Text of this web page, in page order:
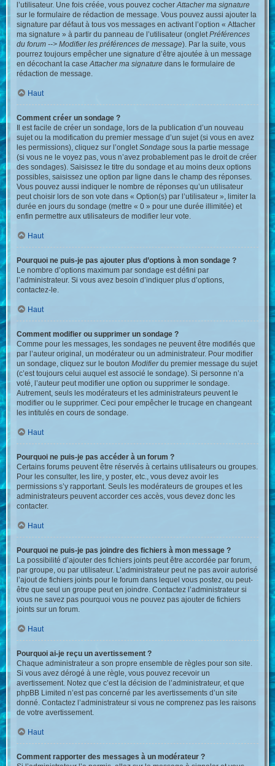
l’utilisateur. Une fois créée, vous pouvez cocherAttacher ma signature
sur le formulaire de rédaction de message. Vous pouvez aussi ajouter la
signature par défaut à tous vos messages en activant l’option « Attacher
ma signature » à partir du panneau de l’utilisateur (ongletPréférences
du forum --> Modifier les préférences de message). Par la suite, vous
pourrez toujours empêcher une signature d’être ajoutée à un message
en décochant la caseAttacher ma signature dans le formulaire de
rédaction de message.
Haut
Comment créer un sondage ?
Il est facile de créer un sondage, lors de la publication d’un nouveau
sujet ou la modification du premier message d’un sujet (si vous en avez
les permissions), cliquez sur l’ongletSondage sous la partie message
(si vous ne le voyez pas, vous n’avez probablement pas le droit de créer
des sondages). Saisissez le titre du sondage et au moins deux options
possibles, saisissez une option par ligne dans le champ des réponses.
Vous pouvez aussi indiquer le nombre de réponses qu’un utilisateur
peut choisir lors de son vote dans « Option(s) par l’utilisateur », limiter la
durée en jours du sondage (mettre « 0 » pour une durée illimitée) et
enfin permettre aux utilisateurs de modifier leur vote.
Haut
Pourquoi ne puis-je pas ajouter plus d’options à mon sondage ?
Le nombre d’options maximum par sondage est défini par
l’administrateur. Si vous avez besoin d’indiquer plus d’options,
contactez-le.
Haut
Comment modifier ou supprimer un sondage ?
Comme pour les messages, les sondages ne peuvent être modifiés que
par l’auteur original, un modérateur ou un administrateur. Pour modifier
un sondage, cliquez sur le boutonModifierdu premier message du sujet
(c’est toujours celui auquel est associé le sondage). Si personne n’a
voté, l’auteur peut modifier une option ou supprimer le sondage.
Autrement, seuls les modérateurs et les administrateurs peuvent le
modifier ou le supprimer. Ceci pour empêcher le trucage en changeant
les intitulés en cours de sondage.
Haut
Pourquoi ne puis-je pas accéder à un forum ?
Certains forums peuvent être réservés à certains utilisateurs ou groupes.
Pour les consulter, les lire, y poster, etc., vous devez avoir les
permissions s’y rapportant. Seuls les modérateurs de groupes et les
administrateurs peuvent accorder ces accès, vous devez donc les
contacter.
Haut
Pourquoi ne puis-je pas joindre des fichiers à mon message ?
La possibilité d’ajouter des fichiers joints peut être accordée par forum,
par groupe, ou par utilisateur. L’administrateur peut ne pas avoir autorisé
l’ajout de fichiers joints pour le forum dans lequel vous postez, ou peut-
être que seul un groupe peut en joindre. Contactez l’administrateur si
vous ne savez pas pourquoi vous ne pouvez pas ajouter de fichiers
joints sur un forum.
Haut
Pourquoi ai-je reçu un avertissement ?
Chaque administrateur a son propre ensemble de règles pour son site.
Si vous avez dérogé à une règle, vous pouvez recevoir un
avertissement. Notez que c’est la décision de l’administrateur, et que
phpBB Limited n’est pas concerné par les avertissements d’un site
donné. Contactez l’administrateur si vous ne comprenez pas les raisons
de votre avertissement.
Haut
Comment rapporter des messages à un modérateur ?